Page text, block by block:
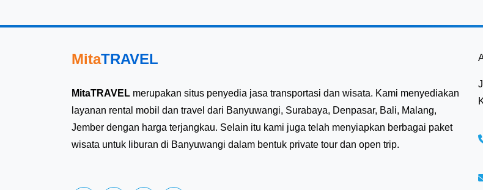
MitaTRAVEL
MitaTRAVEL merupakan situs penyedia jasa transportasi dan wisata. Kami menyediakan
layanan rental mobil dan travel dari Banyuwangi, Surabaya, Denpasar, Bali, Malang,
Jember dengan harga terjangkau. Selain itu kami juga telah menyiapkan berbagai paket
wisata untuk liburan di Banyuwangi dalam bentuk private tour dan open trip.